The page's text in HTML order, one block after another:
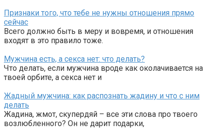
Признаки того, что тебе не нужны отношения прямо
сейчас
Всего должно быть в меру и вовремя, и отношения
входят в это правило тоже.
Мужчина есть, а секса нет: что делать?
Что делать, если мужчина вроде как околачивается на
твоей орбите, а секса нет и
Жадный мужчина: как распознать жадину и что с ним
делать
Жадина, жмот, скупердяй – все эти слова про твоего
возлюбленного? Он не дарит подарки,